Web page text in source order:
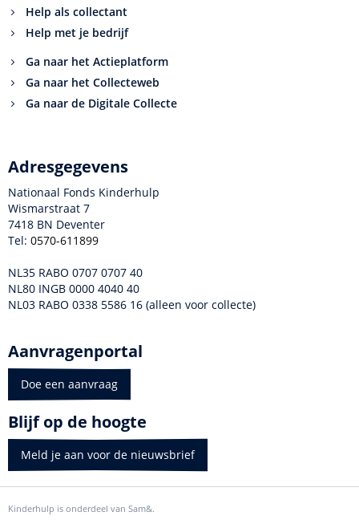
Help als collectant
Help met je bedrijf
Ga naar het Actieplatform
Ga naar het Collecteweb
Ga naar de Digitale Collecte
Adresgegevens
Nationaal Fonds Kinderhulp
Wismarstraat 7
7418 BN Deventer
Tel: 0570-611899
NL35 RABO 0707 0707 40
NL80 INGB 0000 4040 40
NL03 RABO 0338 5586 16 (alleen voor collecte)
Aanvragenportal
Doe een aanvraag
Blijf op de hoogte
Meld je aan voor de nieuwsbrief
Kinderhulp is onderdeel van Sam&.